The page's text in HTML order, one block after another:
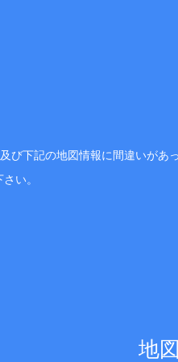
下記の地図情報に間違いがあ
い。
地